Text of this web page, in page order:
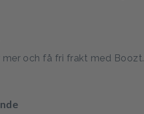
och få fri frakt med Boozt.